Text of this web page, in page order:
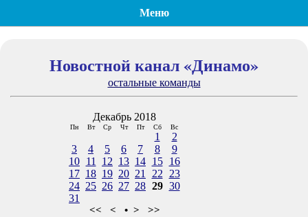
Меню
Новостной канал «Динамо»
остальные команды
Декабрь 2018
Пн Вт Ср Чт Пт Сб Вс
1
2
3
4 5 6 7 8
9
10 11 12 13 14 15
16
17 18 19 20 21 22
23
24 25 26 27 28 29 30
31
<< < • > >>